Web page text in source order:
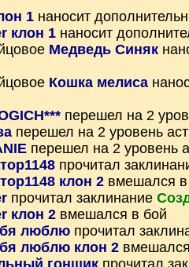
1 наносит
клон 1 наносит
Медведь Синяк
Кошка мелиса
перешел на 2
перешел на 2 уровень
перешел на 2 уровень
прочитал
клон 2 вмешался
прочитал заклинание
клон 2 вмешался в бой
люблю прочитал
люблю клон 2
гонщик прочитал